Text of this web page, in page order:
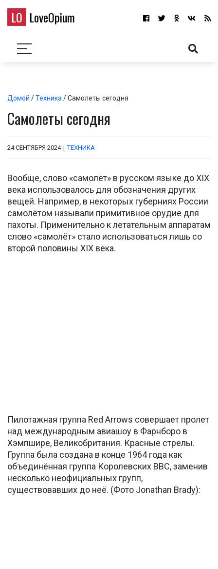
LO LoveOpium
Домой /Техника / Самолеты сегодня
Самолеты сегодня
24 СЕНТЯБРЯ 2024 | ТЕХНИКА
Вообще, слово «самолёт» в русском языке до XIX
века использовалось для обозначения других
вещей. Например, в некоторых губерниях России
самолётом называли примитивное орудие для
пахоты. Применительно к летательным аппаратам
слово «самолёт» стало использоваться лишь со
второй половины XIX века.
Пилотажная группа Red Arrows совершает пролет
над международным авиашоу в Фарнборо в
Хэмпшире, Великобритания. Красные стрелы.
Группа была создана в конце 1964 года как
объединённая группа Королевских ВВС, заменив
несколько неофициальных групп,
существовавших до неё. (Фото Jonathan Brady):